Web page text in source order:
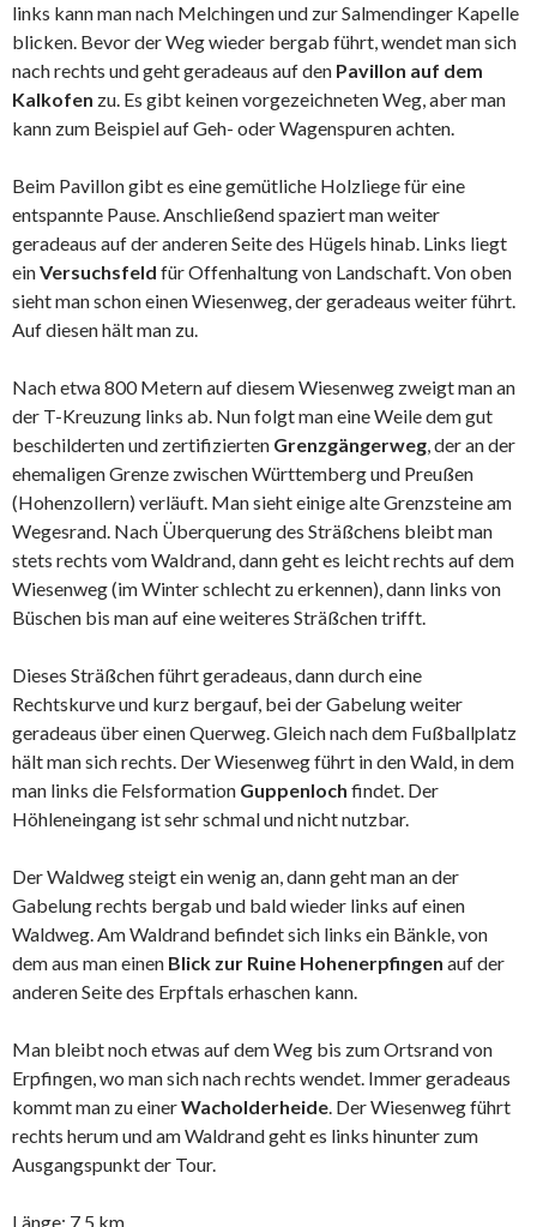
links kann man nach Melchingen und zur Salmendinger Kapelle
blicken. Bevor der Weg wieder bergab führt, wendet man sich
nach rechts und geht geradeaus auf den Pavillon auf dem
Kalkofen zu. Es gibt keinen vorgezeichneten Weg, aber man
kann zum Beispiel auf Geh- oder Wagenspuren achten.
Beim Pavillon gibt es eine gemütliche Holzliege für eine
entspannte Pause. Anschließend spaziert man weiter
geradeaus auf der anderen Seite des Hügels hinab. Links liegt
einVersuchsfeld für Offenhaltung von Landschaft. Von oben
sieht man schon einen Wiesenweg, der geradeaus weiter führt.
Auf diesen hält man zu.
Nach etwa 800 Metern auf diesem Wiesenweg zweigt man an
der T-Kreuzung links ab. Nun folgt man eine Weile dem gut
beschilderten und zertifizierten Grenzgängerweg, der an der
ehemaligen Grenze zwischen Württemberg und Preußen
(Hohenzollern) verläuft. Man sieht einige alte Grenzsteine am
Wegesrand. Nach Überquerung des Sträßchens bleibt man
stets rechts vom Waldrand, dann geht es leicht rechts auf dem
Wiesenweg (im Winter schlecht zu erkennen), dann links von
Büschen bis man auf eine weiteres Sträßchen trifft.
Dieses Sträßchen führt geradeaus, dann durch eine
Rechtskurve und kurz bergauf, bei der Gabelung weiter
geradeaus über einen Querweg. Gleich nach dem Fußballplatz
hält man sich rechts. Der Wiesenweg führt in den Wald, in dem
man links die Felsformation Guppenloch findet. Der
Höhleneingang ist sehr schmal und nicht nutzbar.
Der Waldweg steigt ein wenig an, dann geht man an der
Gabelung rechts bergab und bald wieder links auf einen
Waldweg. Am Waldrand befindet sich links ein Bänkle, von
dem aus man einen Blick zur Ruine Hohenerpfingen auf der
anderen Seite des Erpftals erhaschen kann.
Man bleibt noch etwas auf dem Weg bis zum Ortsrand von
Erpfingen, wo man sich nach rechts wendet. Immer geradeaus
kommt man zu einerWacholderheide. Der Wiesenweg führt
rechts herum und am Waldrand geht es links hinunter zum
Ausgangspunkt der Tour.
Länge: 7,5 km